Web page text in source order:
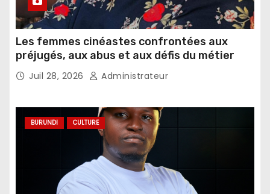
Les femmes cinéastes confrontées aux
préjugés, aux abus et aux défis du métier
Juil 28, 2026 Administrateur
BURUNDI CULTURE